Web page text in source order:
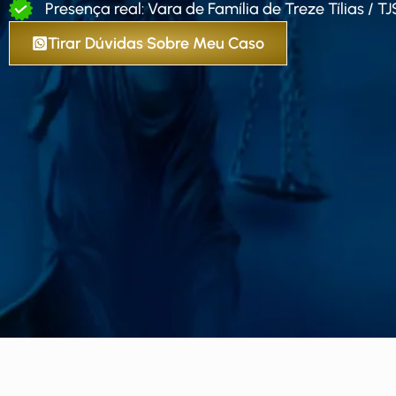
Presença real: Vara de Família de Treze Tílias /
Tirar Dúvidas Sobre Meu Caso